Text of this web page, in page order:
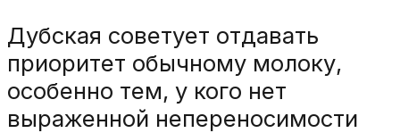
Дубская советует отдавать
приоритет обычному молоку,
особенно тем, у кого нет
выраженной непереносимости